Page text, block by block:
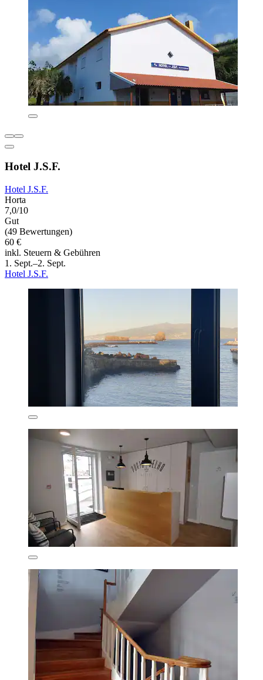
Hotel J.S.F.
Hotel J.S.F.
Horta
7,0/10
Gut
(49 Bewertungen)
60 €
inkl. Steuern & Gebühren
1. Sept.–2. Sept.
Hotel J.S.F.